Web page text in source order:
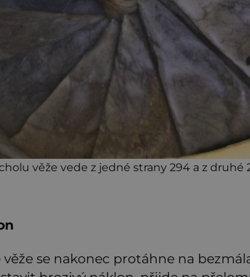
věže vede z jedné strany 294 a z druhé
se nakonec protáhne na